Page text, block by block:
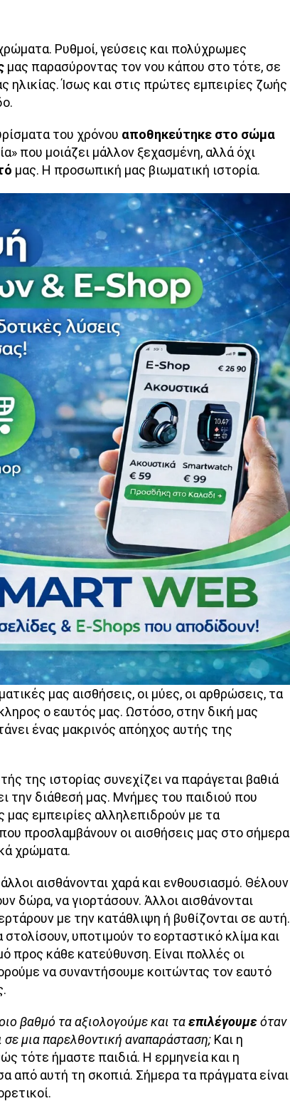
Link
Ρυθμοί, γεύσεις και πολύχρωμες
μας παρασύροντας τον νου κάπου στο τότε, σε
ηλικίας. Ίσως και στις πρώτες εμπειρίες ζωής
του χρόνου αποθηκεύτηκε στο σώμα
που μοιάζει μάλλον ξεχασμένη, αλλά όχι
μας. Η προσωπική μας βιωματική ιστορία.
μας αισθήσεις, οι μύες, οι αρθρώσεις, τα
ο εαυτός μας. Ωστόσο, στην δική μας
ένας μακρινός απόηχος αυτής της
της ιστορίας συνεχίζει να παράγεται βαθιά
την διάθεσή μας. Μνήμες του παιδιού που
μας εμπειρίες αλληλεπιδρούν με τα
προσλαμβάνουν οι αισθήσεις μας στο σήμερα
χρώματα.
αισθάνονται χαρά και ενθουσιασμό. Θέλουν
δώρα, να γιορτάσουν. Άλλοι αισθάνονται
με την κατάθλιψη ή βυθίζονται σε αυτή.
υποτιμούν το εορταστικό κλίμα και
προς κάθε κατεύθυνση. Είναι πολλές οι
να συναντήσουμε κοιτώντας τον εαυτό
βαθμό τα αξιολογούμε και ταεπιλέγουμεόταν
σε μια παρελθοντική αναπαράσταση; Και η
τότε ήμαστε παιδιά. Η ερμηνεία και η
από αυτή τη σκοπιά. Σήμερα τα πράγματα είναι